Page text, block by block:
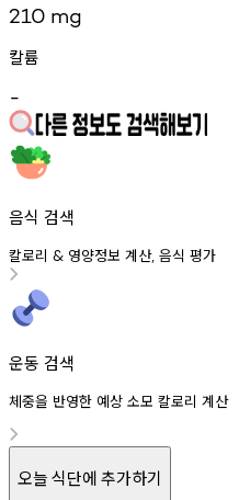
210 mg
칼륨
-
음식 검색
칼로리 & 영양정보 계산, 음식 평가
운동 검색
체중을 반영한 예상 소모 칼로리 계산
오늘 식단에 추가하기